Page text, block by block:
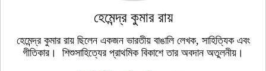
হেমেন্দ্র কুমার রায়
হেমেন্দ্র কুমার রায় ছিলেন একজন ভারতীয় বাঙালি লেখক, সাহিত্যিক এবং
গীতিকার। শিশুসাহিত্যের প্রাথমিক বিকাশে তার অবদান অতুলনীয়।